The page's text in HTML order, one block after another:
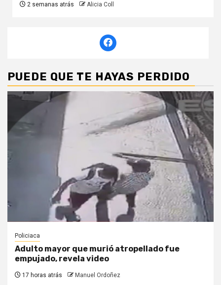
2 semanas atrás Alicia Coll
PUEDE QUE TE HAYAS PERDIDO
Policiaca
Adulto mayor que murió atropellado fue
empujado, revela video
17 horas atrás Manuel Ordoñez